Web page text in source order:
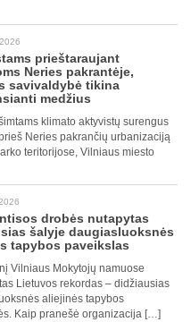
prieštaraujant
Neries pakrantėje,
savivaldybė tikina
medžius
klimato aktyvistų surengus
Neries pakrančių urbanizaciją
teritorijose, Vilniaus miesto
drobės nutapytas
šalyje daugiasluoksnės
tapybos paveikslas
Vilniaus Mokytojų namuose
Lietuvos rekordas – didžiausias
aliejinės tapybos
Kaip pranešė organizacija […]